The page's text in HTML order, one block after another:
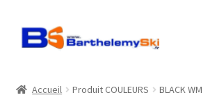
Aller
Aller
Accueil Produit COULEURS BLACK WM